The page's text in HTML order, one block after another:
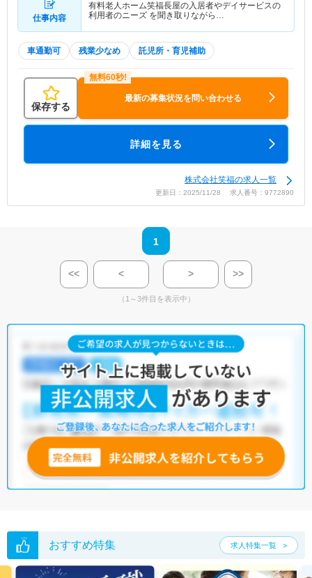
仕事内容
有料老人ホーム笑福長屋の入居者やデイサービスの
利用者のニーズ を聞き取りながら…
車通勤可 残業少なめ 託児所・育児補助
保存する
最新の募集状況を問い合わせる
詳細を見る
株式会社笑福の求人一覧
更新日：2025/11/28 求人番号：9772890
1
<< < > >>
（1～3件目を表示中）
おすすめ特集 求人特集一覧